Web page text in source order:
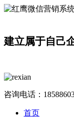
建立属于自己
咨询电话：
首页